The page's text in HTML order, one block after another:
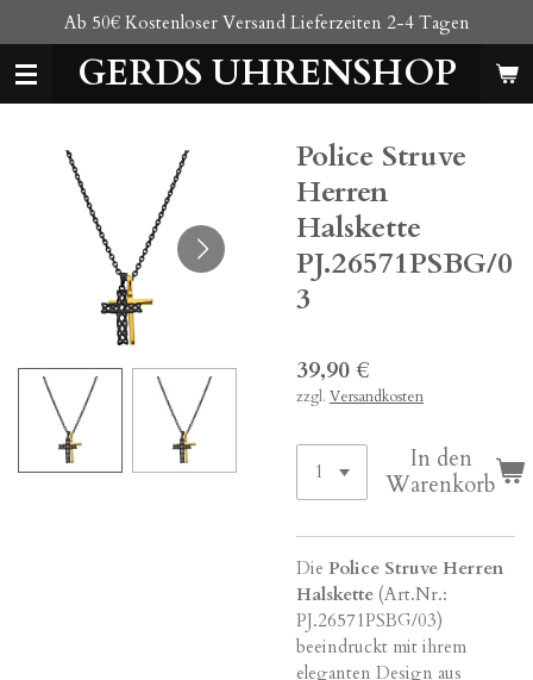
Hauptinhalt
springenGERDS UHRENSHOP
Ab 50€ Kostenloser Versand Lieferzeiten 2-4 Tagen
Police Struve
Herren
Halskette
PJ.26571PSBG/0
3
39,90 €
zzgl. Versandkosten
In den
Warenkorb
Die Police Struve Herren
Halskette (Art.Nr.:
PJ.26571PSBG/03)
beeindruckt mit ihrem
eleganten Design aus